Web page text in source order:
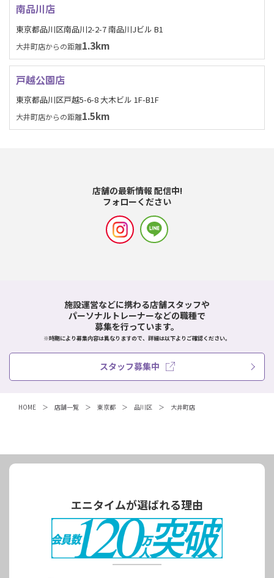
南品川店
東京都品川区南品川2-2-7 南品川Jビル B1
大井町店からの距離1.3km
戸越公園店
東京都品川区戸越5-6-8 大木ビル 1F-B1F
大井町店からの距離1.5km
店舗の最新情報 配信中!
フォローください
施設運営などに携わる店舗スタッフや
パーソナルトレーナーなどの職種で
募集を行っています。
※時期により募集内容は異なりますので、詳細は以下よりご確認ください。
スタッフ募集中
HOME 店舗一覧 東京都 品川区 大井町店
エニタイムが選ばれる理由